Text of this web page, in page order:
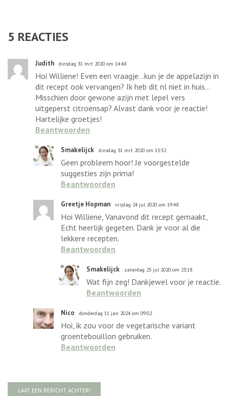
5 REACTIES
Judith dinsdag 31 mrt 2020 om 14:48
Hoi Williene! Even een vraagje...kun je de appelazijn in
dit recept ook vervangen? Ik heb dit nl niet in huis...
Misschien door gewone azijn met lepel vers
uitgeperst citroensap? Alvast dank voor je reactie!
Hartelijke groetjes!
Beantwoorden
Smakelijck dinsdag 31 mrt 2020 om 15:52
Geen probleem hoor! Je voorgestelde
suggesties zijn prima!
Beantwoorden
Greetje Hopman vrijdag 24 jul 2020 om 19:48
Hoi Williene, Vanavond dit recept gemaakt,
Echt heerlijk gegeten. Dank je voor al die
lekkere recepten.
Beantwoorden
Smakelijck zaterdag 25 jul 2020 om 23:18
Wat fijn zeg! Dankjewel voor je reactie.
Beantwoorden
Nico donderdag 11 jan 2024 om 09:02
Hoi, ik zou voor de vegetarische variant
groentebouillon gebruiken.
Beantwoorden
LAAT EEN BERICHT ACHTER!